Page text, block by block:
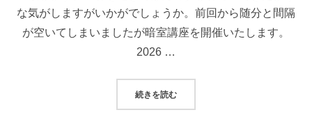
な気がしますがいかがでしょうか。前回から随分と間隔
が空いてしまいましたが暗室講座を開催いたします。
2026 …
続きを読む“2026年暗室講座「白黒フィルム